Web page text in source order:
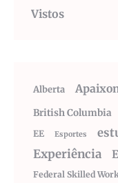
Vistos
Alberta
British Columbia
EE
Esportes
Experiência
Federal Skilled